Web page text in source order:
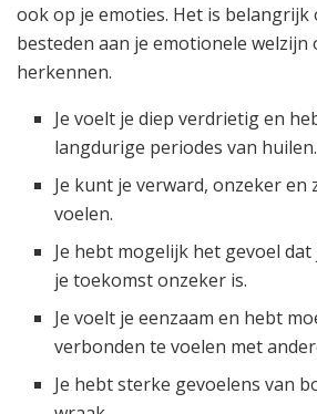
ook op je emoties. Het is belangrijk
besteden aan je emotionele welzijn
herkennen.
Je voelt je diep verdrietig en
langdurige periodes van huilen.
Je kunt je verward, onzeker en
voelen.
Je hebt mogelijk het gevoel
je toekomst onzeker is.
Je voelt je eenzaam en hebt
verbonden te voelen met
Je hebt sterke gevoelens van